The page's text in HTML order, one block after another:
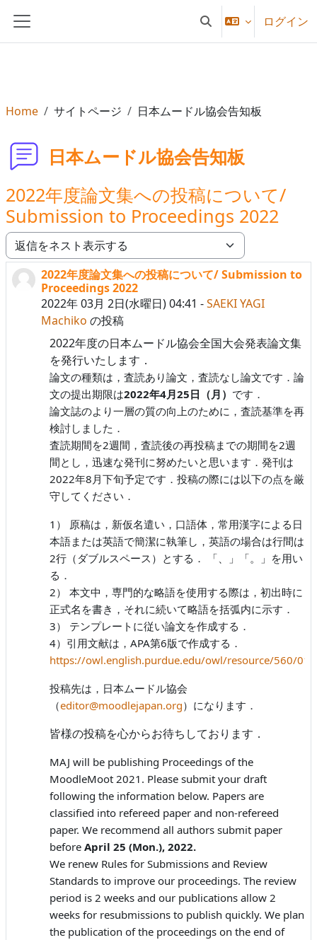
サイドパネル 検索入力に切り替える
ログイン
Home サイトページ 日本ムードル協会告知板
日本ムードル協会告知板
2022年度論文集への投稿について/
Submission to Proceedings 2022
表示モード
2022年度論文集への投稿について/ Submission to
Proceedings 2022
2022年 03月 2日(水曜日) 04:41 -SAEKI YAGI
Machiko の投稿
返信数: 0
2022年度の日本ムードル協会全国大会発表論文集
を発行いたします．
論文の種類は，査読あり論文，査読なし論文です．論
文の提出期限は2022年4月25日（月） です．
論文誌のより一層の質の向上のために，査読基準を再
検討しました．
査読期間を2週間，査読後の再投稿までの期間を2週
間とし，迅速な発刊に努めたいと思います．発刊は
2022年8月下旬予定です．投稿の際には以下の点を厳
守してください．
1） 原稿は，新仮名遣い，口語体，常用漢字による日
本語または英語で簡潔に執筆し，英語の場合は行間は
2行（ダブルスペース）とする． 「、」「。」を用い
る．
2） 本文中，専門的な略語を使用する際は，初出時に
正式名を書き，それに続いて略語を括弧内に示す．
3） テンプレートに従い論文を作成する．
4）引用文献は，APA第6版で作成する．
https://owl.english.purdue.edu/owl/resource/560/01/
投稿先は，日本ムードル協会
（editor@moodlejapan.org）になります．
皆様の投稿を心からお待ちしております．
MAJ will be publishing Proceedings of the
MoodleMoot 2021. Please submit your draft
following the information below. Papers are
classified into refereed paper and non-refereed
paper. We recommend all authors submit paper
before April 25 (Mon.), 2022.
We renew Rules for Submissions and Review
Standards to improve our proceedings. The review
period is 2 weeks and our publications allow 2
weeks for resubmissions to publish quickly. We plan
the publication of the proceedings on the end of